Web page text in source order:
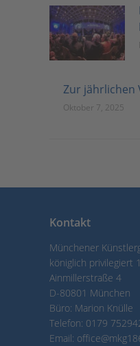
Zur jährlichen
Oktober 7, 2025
Kontakt
Münchener
königlich privilegiert
Ainmillerstraße 4
D-80801 München
Büro: Marion Knülle
Telefon: 0179
Email: